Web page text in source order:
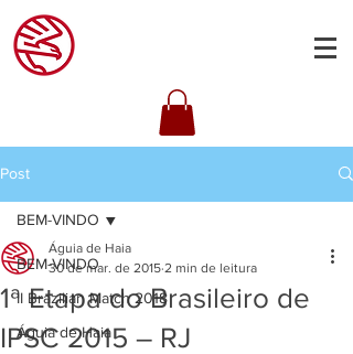
Post
BEM-VINDO
II Brazilian Match 2018
Águia de Haia
BEM-VINDO
1ª Etapa do Brasileiro de
IPSC 2015 – RJ
Águia de Haia
30 de mar. de 2015 2 min de leitura